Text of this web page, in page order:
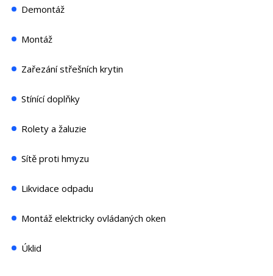
Demontáž
Montáž
Zařezání střešních krytin
Stínící doplňky
Rolety a žaluzie
Sítě proti hmyzu
Likvidace odpadu
Montáž elektricky ovládaných oken
Úklid